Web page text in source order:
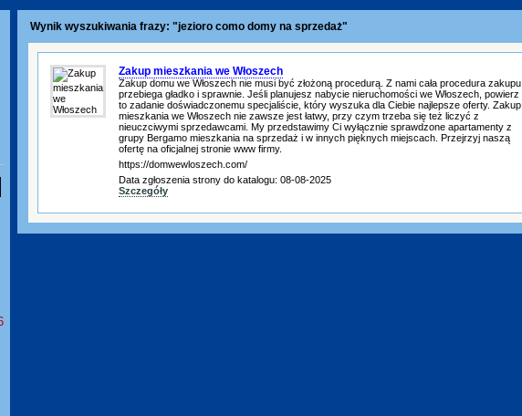
Wynik wyszukiwania frazy: "jezioro como domy na sprzedaż"
Zakup mieszkania we Włoszech
Zakup domu we Włoszech nie musi być złożoną procedurą. Z nami cała procedura zakupu
przebiega gładko i sprawnie. Jeśli planujesz nabycie nieruchomości we Włoszech, powierz
to zadanie doświadczonemu specjaliście, który wyszuka dla Ciebie najlepsze oferty. Zakup
mieszkania we Włoszech nie zawsze jest łatwy, przy czym trzeba się też liczyć z
nieuczciwymi sprzedawcami. My przedstawimy Ci wyłącznie sprawdzone apartamenty z
grupy Bergamo mieszkania na sprzedaż i w innych pięknych miejscach. Przejrzyj naszą
ofertę na oficjalnej stronie www firmy.
https://domwewloszech.com/
Data zgłoszenia strony do katalogu: 08-08-2025
Szczegóły